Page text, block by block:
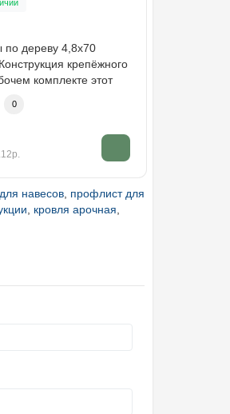
дереву 4,8х70
крепёжного
комплекте этот
0
навесов профлист для
кровля арочная